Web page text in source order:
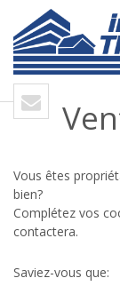
Vous êtes
bien?
Complétez vos
contactera.
Saviez-vous que: